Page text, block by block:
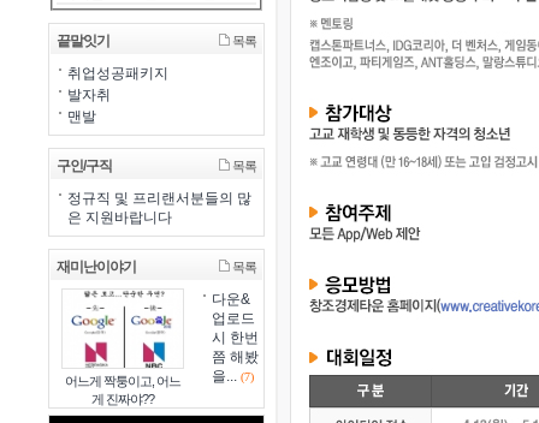
끝말잇기 목록
취업성공패키지
발자취
맨발
구인/구직 목록
정규직 및 프리랜서분들의 많
은 지원바랍니다
재미난이야기 목록
어느게 짝퉁이고, 어느
게 진짜야??
다운&
업로드
시 한번
쯤 해봤
을... (7)